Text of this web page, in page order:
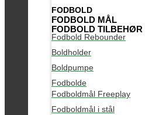
FODBOLD
FODBOLD MÅL
FODBOLD TILBEHØR
Fodbold Rebounder
Boldholder
Boldpumpe
Fodbolde
Fodboldmål Freeplay
Fodboldmål i stål